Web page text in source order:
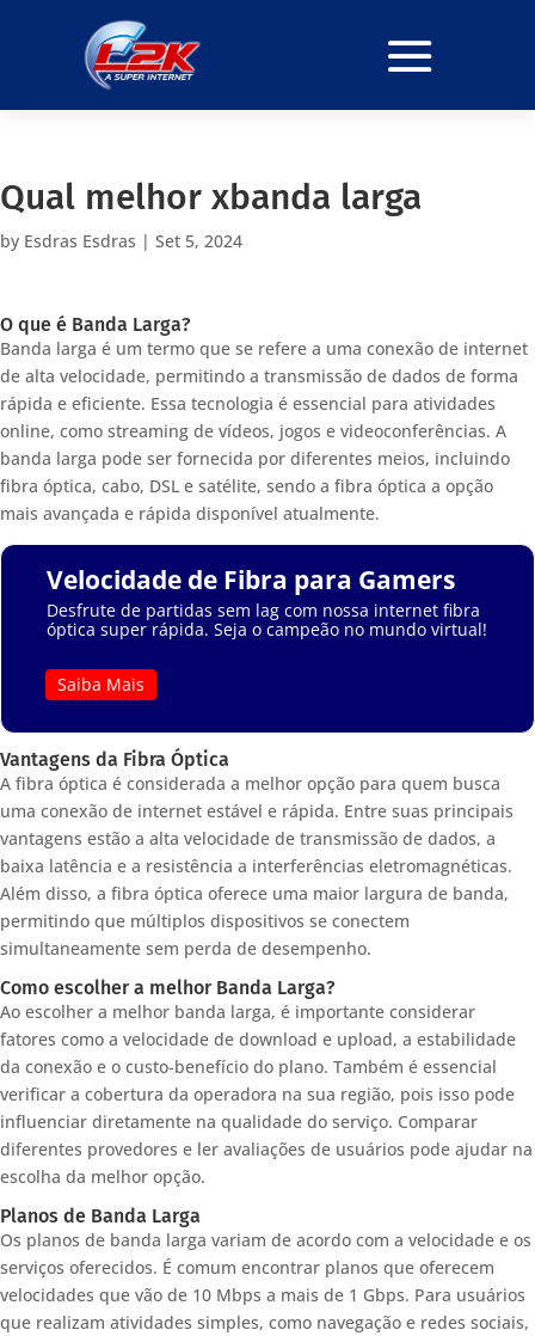
Qual melhor xbanda larga
by Esdras Esdras | Set 5, 2024
O que é Banda Larga?
Banda larga é um termo que se refere a uma conexão de internet
de alta velocidade, permitindo a transmissão de dados de forma
rápida e eficiente. Essa tecnologia é essencial para atividades
online, como streaming de vídeos, jogos e videoconferências. A
banda larga pode ser fornecida por diferentes meios, incluindo
fibra óptica, cabo, DSL e satélite, sendo a fibra óptica a opção
mais avançada e rápida disponível atualmente.
Velocidade de Fibra para Gamers
Desfrute de partidas sem lag com nossa internet fibra
óptica super rápida. Seja o campeão no mundo virtual!
Saiba Mais
Vantagens da Fibra Óptica
A fibra óptica é considerada a melhor opção para quem busca
uma conexão de internet estável e rápida. Entre suas principais
vantagens estão a alta velocidade de transmissão de dados, a
baixa latência e a resistência a interferências eletromagnéticas.
Além disso, a fibra óptica oferece uma maior largura de banda,
permitindo que múltiplos dispositivos se conectem
simultaneamente sem perda de desempenho.
Como escolher a melhor Banda Larga?
Ao escolher a melhor banda larga, é importante considerar
fatores como a velocidade de download e upload, a estabilidade
da conexão e o custo-benefício do plano. Também é essencial
verificar a cobertura da operadora na sua região, pois isso pode
influenciar diretamente na qualidade do serviço. Comparar
diferentes provedores e ler avaliações de usuários pode ajudar na
escolha da melhor opção.
Planos de Banda Larga
Os planos de banda larga variam de acordo com a velocidade e os
serviços oferecidos. É comum encontrar planos que oferecem
velocidades que vão de 10 Mbps a mais de 1 Gbps. Para usuários
que realizam atividades simples, como navegação e redes sociais,